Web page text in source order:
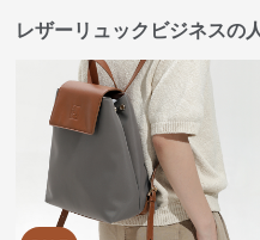
レザーリュックビジネスの